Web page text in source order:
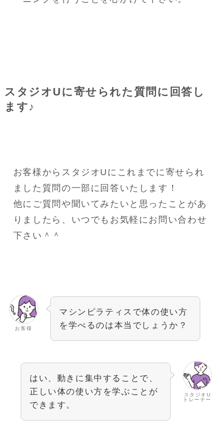
スタジオUに寄せられた質問に回答し
ます♪
お客様からスタジオUにこれまでに寄せられ
ました質問の一部に回答いたします！
他にご質問や聞いてみたいと思ったことがあ
りましたら、いつでもお気軽にお問い合わせ
下さい＾＾
お客様
マシンピラティスで体の使い方
を学べるのは本当でしょうか？
スタジオU
トレーナー
はい、動きに集中することで、
正しい体の使い方を学ぶことが
できます。